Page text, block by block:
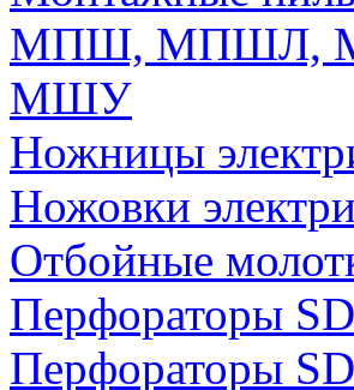
МПШ, МПШЛ,
МШУ
Ножницы
Ножовки
Отбойные
Перфораторы
Перфораторы